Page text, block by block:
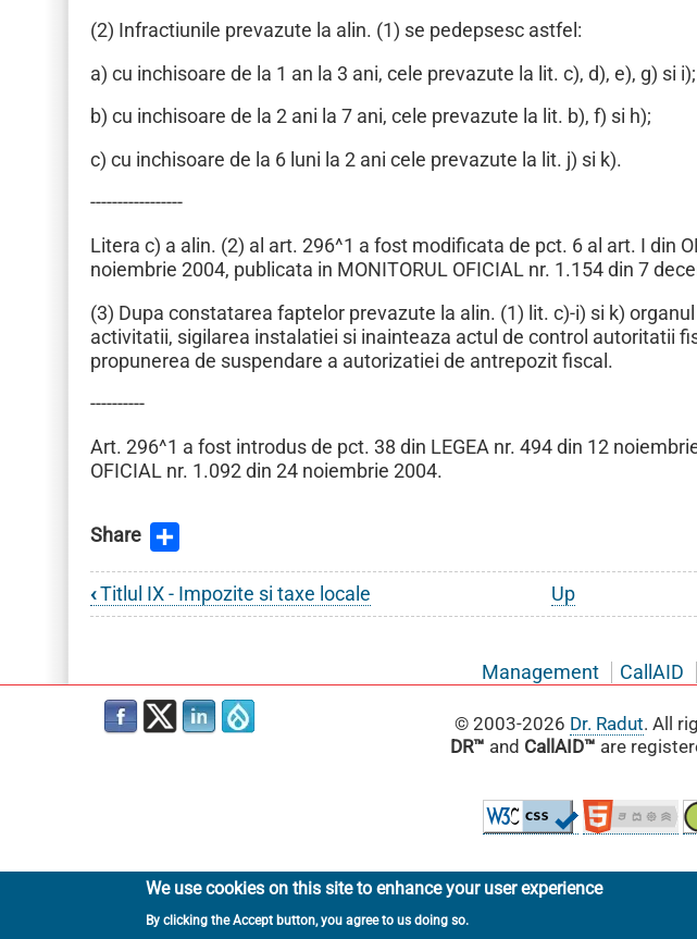
(2) Infractiunile prevazute la alin. (1) se pedepsesc astfel:
a) cu inchisoare de la 1 an la 3 ani, cele prevazute la lit. c), d), e), g) si i);
b) cu inchisoare de la 2 ani la 7 ani, cele prevazute la lit. b), f) si h);
c) cu inchisoare de la 6 luni la 2 ani cele prevazute la lit. j) si k).
-----------------
Litera c) a alin. (2) al art. 296^1 a fost modificata de pct. 6 al art. I din
noiembrie 2004, publicata in MONITORUL OFICIAL nr. 1.154 din 7
(3) Dupa constatarea faptelor prevazute la alin. (1) lit. c)-i) si k)
activitatii, sigilarea instalatiei si inainteaza actul de control autoritatii
propunerea de suspendare a autorizatiei de antrepozit fiscal.
----------
Art. 296^1 a fost introdus de pct. 38 din LEGEA nr. 494 din 12
OFICIAL nr. 1.092 din 24 noiembrie 2004.
Book
links
for
‹Titlul IX - Impozite si taxe locale Up
Management CallAID
© 2003-2026 Dr. Radut. All
DR™ and CallAID™ are
We use cookies on this site to enhance your user experience
By clicking the Accept button, you agree to us doing so.